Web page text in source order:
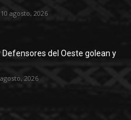
10 agosto, 2026
Defensores del Oeste golean y
2026